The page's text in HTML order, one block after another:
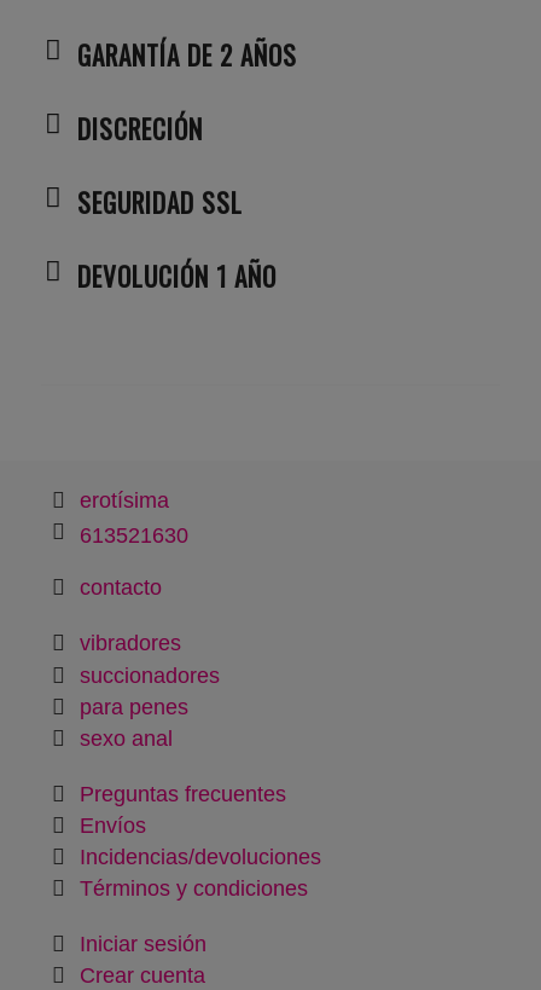
GARANTÍA DE 2 AÑOS
DISCRECIÓN
SEGURIDAD SSL
DEVOLUCIÓN 1 AÑO
erotísima
613521630
contacto
vibradores
succionadores
para penes
sexo anal
Preguntas frecuentes
Envíos
Incidencias/devoluciones
Términos y condiciones
Iniciar sesión
Crear cuenta